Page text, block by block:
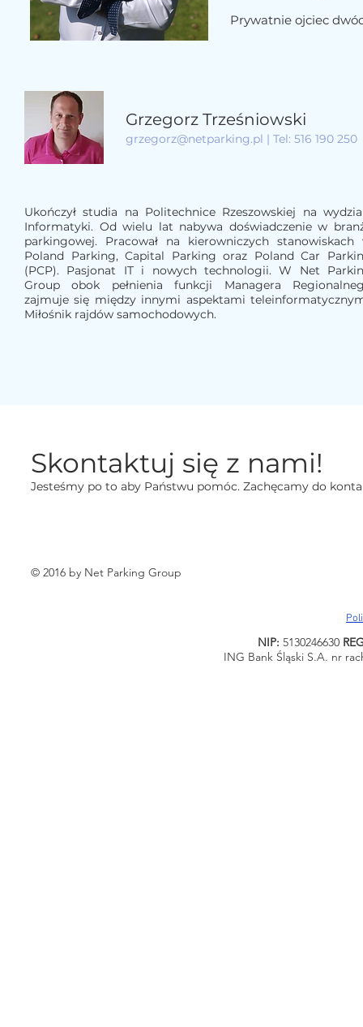
Prywatnie ojciec
Grzegorz Trześniowski
grzegorz@netparking.pl | Tel: 516 190 250
Ukończył studia na Politechnice Rzeszowskiej na
Informatyki. Od wielu lat nabywa doświadczenie w
parkingowej. Pracował na kierowniczych stanowiskach
Poland Parking, Capital Parking oraz Poland Car
(PCP). Pasjonat IT i nowych technologii. W Net
Group obok pełnienia funkcji Managera
zajmuje się między innymi aspektami
Miłośnik rajdów samochodowych.
Skontaktuj się z nami!
Jesteśmy po to aby Państwu pomóc. Zachęcamy do
© 2016 by Net Parking Group
NIP: 5130246630
ING Bank Śląski S.A. nr